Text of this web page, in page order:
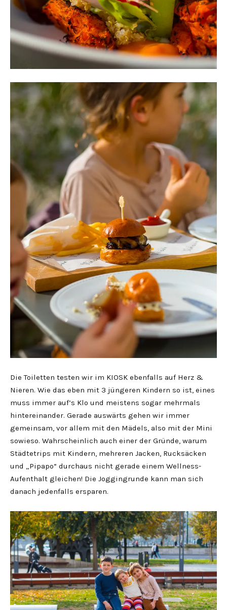
Die Toiletten testen wir im KIOSK ebenfalls auf Herz &
Nieren. Wie das eben mit 3 jüngeren Kindern so ist, eines
muss immer auf’s Klo und meistens sogar mehrmals
hintereinander. Gerade auswärts gehen wir immer
gemeinsam, vor allem mit den Mädels, also mit der Mini
sowieso. Wahrscheinlich auch einer der Gründe, warum
Städtetrips mit Kindern, mehreren Jacken, Rucksäcken
und „Pipapo“ durchaus nicht gerade einem Wellness-
Aufenthalt gleichen! Die Joggingrunde kann man sich
danach jedenfalls ersparen.